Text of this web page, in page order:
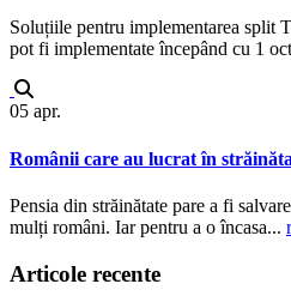
Soluțiile pentru implementarea split
pot fi implementate începând cu 1
05 apr.
Românii care au lucrat în
Pensia din străinătate pare a fi
mulți români. Iar pentru a o încasa...
Articole recente